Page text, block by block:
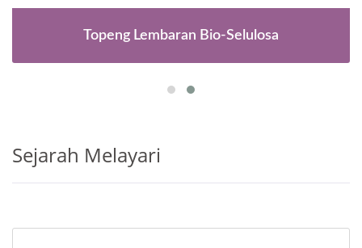
Topeng Lembaran Bio-Selulosa
Sejarah Melayari